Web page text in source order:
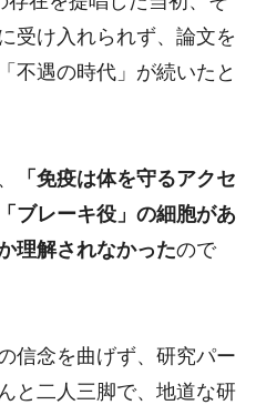
受け入れられず、論文を
不遇の時代」が続いたと
「免疫は体を守るアクセ
ブレーキ役」の細胞があ
理解されなかったので
信念を曲げず、研究パー
と二人三脚で、地道な研